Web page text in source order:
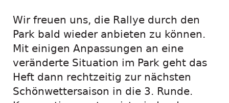
Wir freuen uns, die Rallye durch den
Park bald wieder anbieten zu können.
Mit einigen Anpassungen an eine
veränderte Situation im Park geht das
Heft dann rechtzeitig zur nächsten
Schönwettersaison in die 3. Runde.